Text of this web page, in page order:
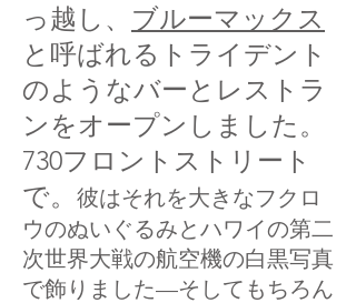
っ越し、 ブルーマックス
と呼ばれるトライデント
のようなバーとレストラ
ンをオープンしました。
730フロントストリート
で。
彼はそれを大きなフクロ
ウのぬいぐるみとハワイの第二
次世界大戦の航空機の白黒写真
で飾りました—そしてもちろん